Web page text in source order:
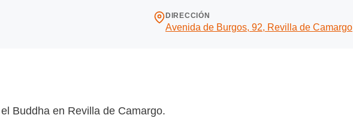
DIRECCIÓN
Avenida de Burgos, 92, Revilla de Camargo
Buddha en Revilla de Camargo.